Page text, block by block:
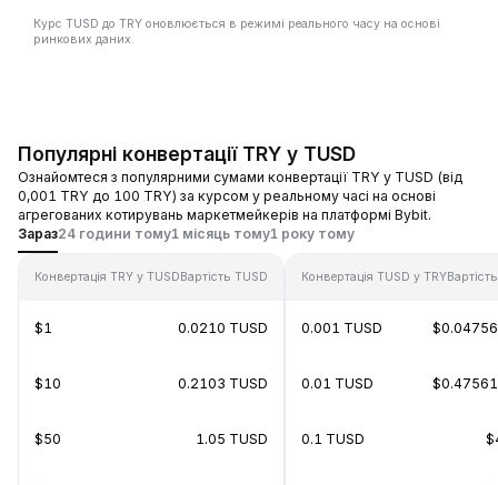
Курс TUSD до TRY оновлюється в режимі реального часу на основі
ринкових даних.
Популярні конвертації TRY у TUSD
Ознайомтеся з популярними сумами конвертації TRY у TUSD (від
0,001 TRY до 100 TRY) за курсом у реальному часі на основі
агрегованих котирувань маркетмейкерів на платформі Bybit.
Зараз24 години тому1 місяць тому1 року тому
Конвертація TRY у TUSDВартість TUSD
$1 0.0210 TUSD
$10 0.2103 TUSD
$50 1.05 TUSD
Конвертація TUSD у TRY
0.001 TUSD
0.01 TUSD
0.1 TUSD